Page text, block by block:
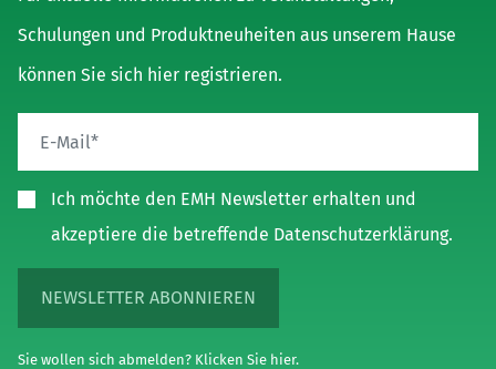
Schulungen und Produktneuheiten aus unserem Hause
können Sie sich hier registrieren.
Ich möchte den EMH Newsletter erhalten und
akzeptiere die betreffende Datenschutzerklärung.
NEWSLETTER ABONNIEREN
Sie wollen sich abmelden? Klicken Sie hier.